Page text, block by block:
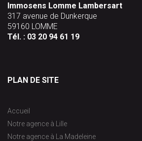
Immosens Lomme Lambersart
317 avenue de Dunkerque
59160 LOMME
Tél. : 03 20 94 61 19
PLAN DE SITE
Accueil
Notre agence à Lille
Notre agence à La Madeleine